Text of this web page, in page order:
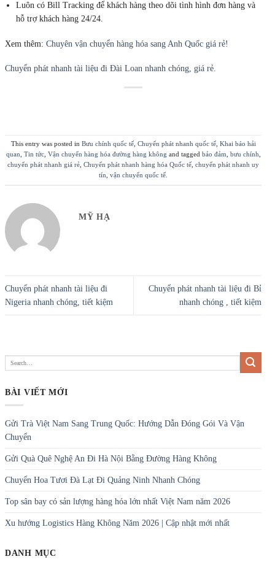
Luôn có Bill Tracking để khách hàng theo dõi tình hình đơn hàng và
hỗ trợ khách hàng 24/24.
Xem thêm: Chuyên vận chuyển hàng hóa sang Anh Quốc giá rẻ!
Chuyển phát nhanh tài liệu đi Đài Loan nhanh chóng, giá rẻ.
This entry was posted in Bưu chính quốc tế, Chuyển phát nhanh quốc tế, Khai báo hải
quan Tin tức, Vận chuyển hàng hóa đường hàng không and tagged bảo đảm bưu chính
chuyển phát nhanh giá rẻ Chuyển phát nhanh hàng hóa Quốc tế chuyển phát nhanh uy
tín vận chuyển quốc tế
MỸ HẠ
Chuyển phát nhanh tài liệu đi
Nigeria nhanh chóng, tiết kiệm
Chuyển phát nhanh tài liệu đi Bỉ
nhanh chóng , tiết kiệm
BÀI VIẾT MỚI
Gửi Trà Việt Nam Sang Trung Quốc: Hướng Dẫn Đóng Gói Và Vận
Chuyển
Gửi Quà Quê Nghệ An Đi Hà Nội Bằng Đường Hàng Không
Chuyển Hoa Tươi Đà Lạt Đi Quảng Ninh Nhanh Chóng
Top sân bay có sản lượng hàng hóa lớn nhất Việt Nam năm 2026
Xu hướng Logistics Hàng Không Năm 2026 | Cập nhật mới nhất
DANH MỤC